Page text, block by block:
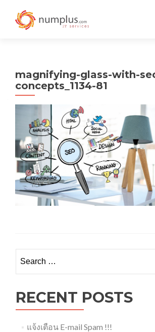
magnifying-glass-with-
concepts_1134-81
for:
RECENT POSTS
แจ้งเตือน E-mail Spam !!!